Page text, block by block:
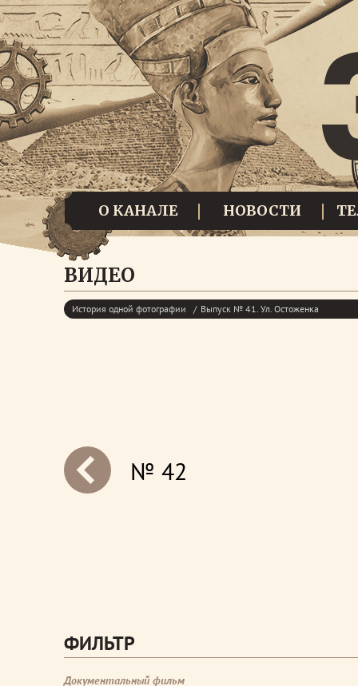
О КАНАЛЕ НОВОСТИ
ВИДЕО
История одной фотографии Выпуск № 41. Ул. Остоженка
№ 42
ФИЛЬТР
Документальный фильм